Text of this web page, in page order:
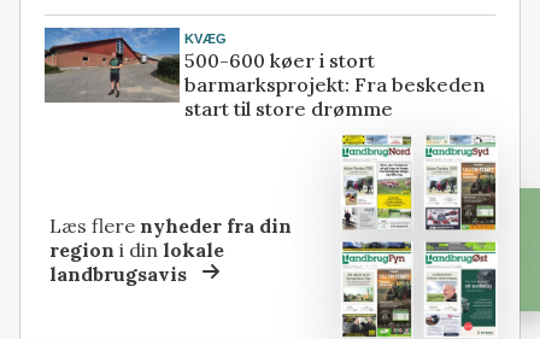
KVÆG
500-600 køer i stort
barmarksprojekt: Fra beskeden
start til store drømme
Læs flere nyheder fra din
region i dinlokale
landbrugsavis